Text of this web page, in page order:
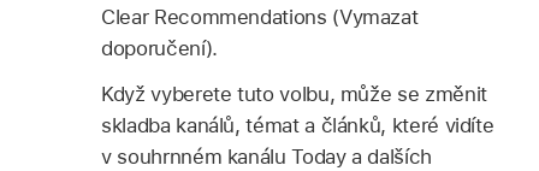
Clear Recommendations (Vymazat
doporučení).
Když vyberete tuto volbu, může se změnit
skladba kanálů, témat a článků, které vidíte
v souhrnném kanálu Today a dalších